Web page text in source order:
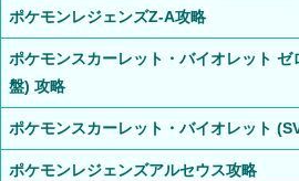
ポケモンレジェンズZ-A攻略
ポケモンスカーレット・バイオレット ゼ
盤) 攻略
ポケモンスカーレット・バイオレット
ポケモンレジェンズアルセウス攻略